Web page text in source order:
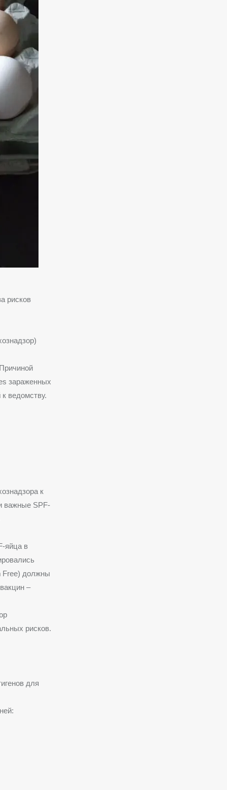
рисков
зараженных
ведомству.
к
важные SPF-
яйца в
Free) должны
–
рисков.
для